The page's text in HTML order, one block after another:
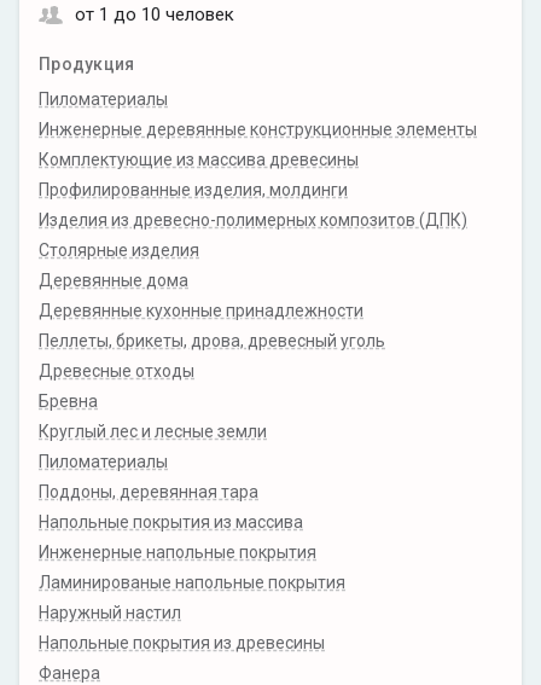
от 1 до 10 человек
Продукция
Пиломатериалы
Инженерные деревянные конструкционные элементы
Комплектующие из массива древесины
Профилированные изделия, молдинги
Изделия из древесно-полимерных композитов (ДПК)
Столярные изделия
Деревянные дома
Деревянные кухонные принадлежности
Пеллеты, брикеты, дрова, древесный уголь
Древесные отходы
Бревна
Круглый лес и лесные земли
Пиломатериалы
Поддоны, деревянная тара
Напольные покрытия из массива
Инженерные напольные покрытия
Ламинированые напольные покрытия
Наружный настил
Напольные покрытия из древесины
Фанера